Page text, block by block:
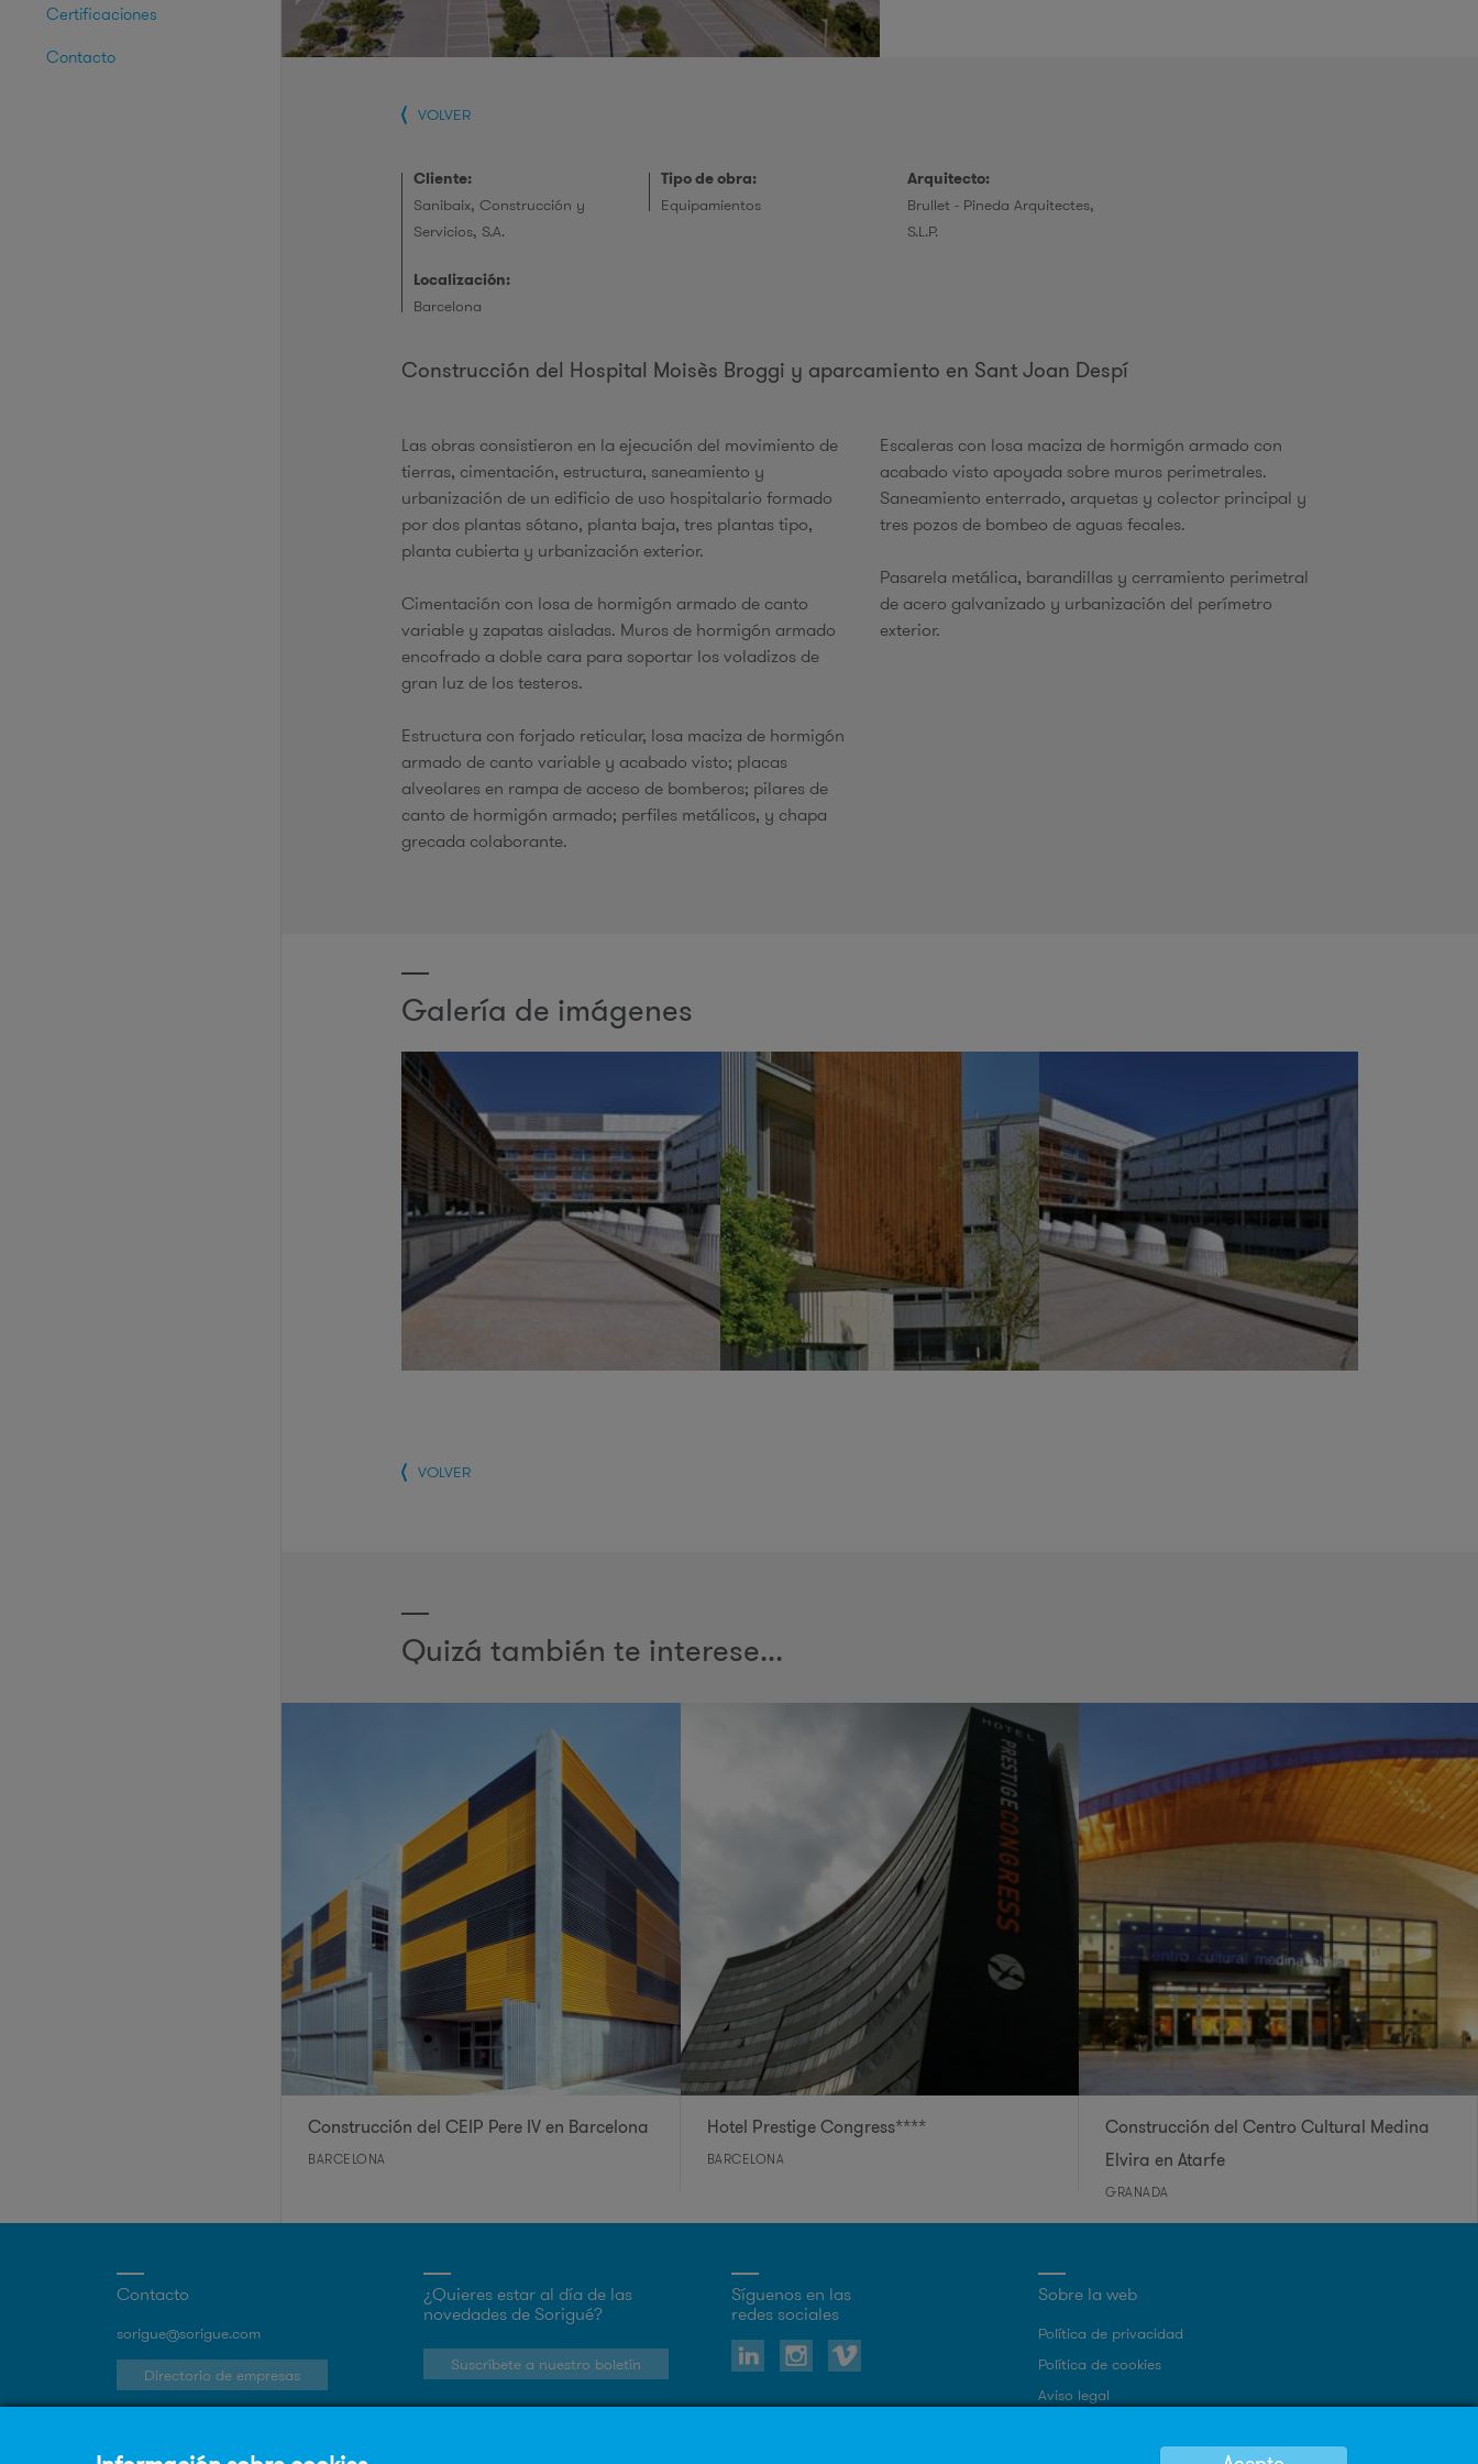
d
ú
q
u
e
d
VOLVER
Cliente:
Sanibaix, Construcción y
Servicios, S.A.
Localización:
Barcelona
Tipo de obra:
Equipamientos
Arquitecto:
Brullet - Pineda Arquitectes,
S.L.P.
Construcción del Hospital Moisès Broggi y aparcamiento en Sant Joan Despí
Las obras consistieron en la ejecución del movimiento de
tierras, cimentación, estructura, saneamiento y
urbanización de un edificio de uso hospitalario formado
por dos plantas sótano, planta baja, tres plantas tipo,
planta cubierta y urbanización exterior.
Cimentación con losa de hormigón armado de canto
variable y zapatas aisladas. Muros de hormigón armado
encofrado a doble cara para soportar los voladizos de
gran luz de los testeros.
Estructura con forjado reticular, losa maciza de hormigón
armado de canto variable y acabado visto; placas
alveolares en rampa de acceso de bomberos; pilares de
canto de hormigón armado; perfiles metálicos, y chapa
grecada colaborante.
Escaleras con losa maciza de hormigón armado con
acabado visto apoyada sobre muros perimetrales.
Saneamiento enterrado, arquetas y colector principal y
tres pozos de bombeo de aguas fecales.
Pasarela metálica, barandillas y cerramiento perimetral
de acero galvanizado y urbanización del perímetro
exterior.
Galería de imágenes
VOLVER
Quizá también te interese...
Construcción del CEIP Pere IV en Barcelona
BARCELONA
Hotel Prestige Congress****
BARCELONA
Construcción del Centro Cultural Medina
Elvira en Atarfe
GRANADA
Certificaciones
Contacto
Contacto
sorigue@sorigue.com
Directorio de empresas
¿Quieres estar al día de las
novedades de Sorigué?
Suscríbete a nuestro boletín
Síguenos en las
redes sociales
Sobre la web
Política de privacidad
Política de cookies
Aviso legal